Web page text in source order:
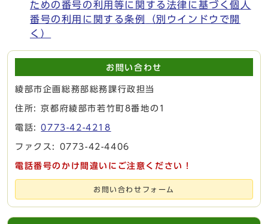
ための番号の利用等に関する法律に基づく個人
番号の利用に関する条例
（別ウインドウで開
く）
お問い合わせ
綾部市企画総務部総務課行政担当
住所: 京都府綾部市若竹町8番地の1
電話:0773-42-4218
ファクス: 0773-42-4406
電話番号のかけ間違いにご注意ください！
お問い合わせフォーム